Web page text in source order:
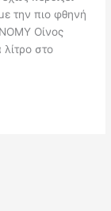
την πιο φθηνή
Οίνος
στο